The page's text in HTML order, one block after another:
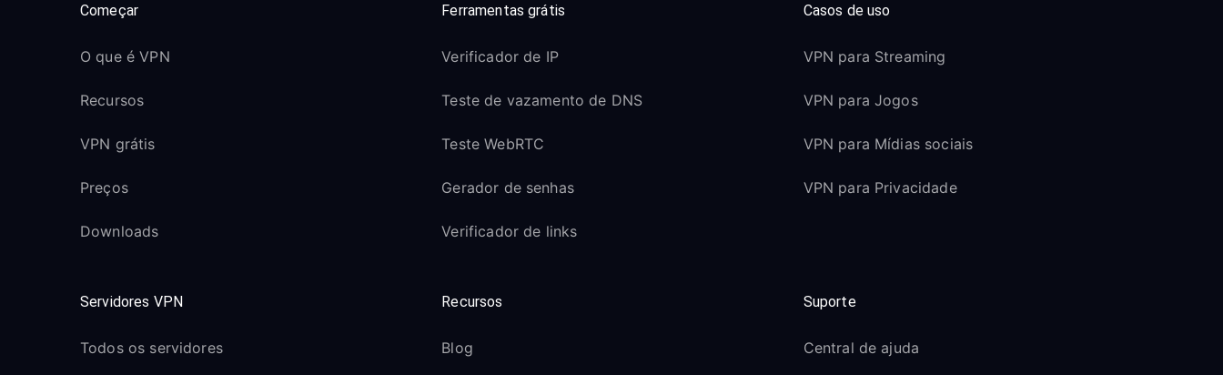
Começar
O que é VPN
Recursos
VPN grátis
Preços
Downloads
Ferramentas grátis
Verificador de IP
Teste de vazamento de DNS
Teste WebRTC
Gerador de senhas
Verificador de links
Casos de uso
VPN para Streaming
VPN para Jogos
VPN para Mídias sociais
VPN para Privacidade
Servidores VPN
Todos os servidores
Recursos
Blog
Suporte
Central de ajuda